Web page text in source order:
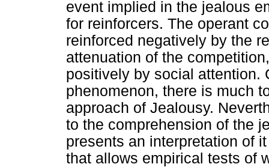
event implied in the jealous
for reinforcers. The operant
reinforced negatively by the
attenuation of the
positively by social attention.
phenomenon, there is much
approach of Jealousy.
to the comprehension of the
presents an interpretation of
that allows empirical tests of